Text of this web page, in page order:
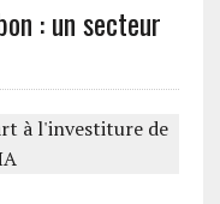
: un secteur